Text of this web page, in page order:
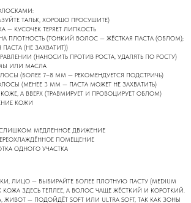
ТАЛЬК, ХОРОШО ПРОСУШИТЕ)
КУСОЧЕК ТЕРЯЕТ ЛИПКОСТЬ
ПЛОТНОСТЬ (ТОНКИЙ ВОЛОС — ЖЁСТКАЯ ПАСТА (ОБЛОМ);
(НЕ ЗАХВАТИТ))
(НАНОСИТЬ ПРОТИВ РОСТА, УДАЛЯТЬ ПО РОСТУ)
ИЛИ МАСЛА
(БОЛЕЕ 7–8 ММ — РЕКОМЕНДУЕТСЯ ПОДСТРИЧЬ)
(МЕНЕЕ 3 ММ — ПАСТА МОЖЕТ НЕ ЗАХВАТИТЬ)
А ВВЕРХ (ТРАВМИРУЕТ И ПРОВОЦИРУЕТ ОБЛОМ)
КОЖИ
МЕДЛЕННОЕ ДВИЖЕНИЕ
ПОМЕЩЕНИЕ
ОДНОГО УЧАСТКА
ЛИЦО — ВЫБИРАЙТЕ БОЛЕЕ ПЛОТНУЮ ПАСТУ (MEDIUM
КОЖА ЗДЕСЬ ТЕПЛЕЕ, А ВОЛОС ЧАЩЕ ЖЁСТКИЙ И КОРОТКИЙ.
— ПОДОЙДЁТ SOFT ИЛИ ULTRA SOFT, ТАК КАК ЗОНЫ